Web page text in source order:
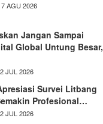
AGU 2026
Jangan Sampai
Global Untung Besar,
JUL 2026
Survei Litbang
Profesional…
JUL 2026